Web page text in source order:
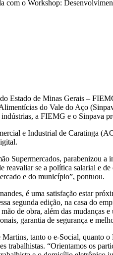
com o Workshop:
Estado de Minas Gerais –
do Vale do Aço
a FIEMG e o Sinpava
e Industrial de Caratinga
Supermercados, parabenizou
se a política salarial e
e do município”, pontuou.
é uma satisfação estar
segunda edição, na casa do
de obra, além das
garantia de segurança e
tanto o e-Social, quanto
trabalhistas. “Orientamos os